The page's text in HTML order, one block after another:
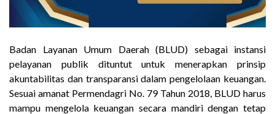
Badan Layanan Umum Daerah (BLUD) sebagai instansi
pelayanan publik dituntut untuk menerapkan prinsip
akuntabilitas dan transparansi dalam pengelolaan keuangan.
Sesuai amanat Permendagri No. 79 Tahun 2018, BLUD harus
mampu mengelola keuangan secara mandiri dengan tetap